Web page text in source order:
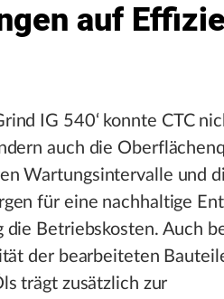
auf
IG 540‘ konnte CTC
auch die
Wartungsintervalle und
für eine nachhaltige
die Betriebskosten. Auch
der bearbeiteten
trägt zusätzlich zur